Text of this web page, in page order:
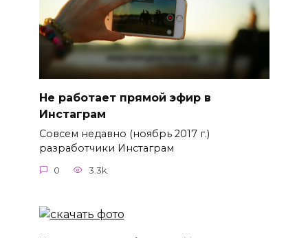
Не работает прямой эфир в
Инстаграм
Совсем недавно (ноябрь 2017 г.)
разработчики Инстаграм
0 3.3k.